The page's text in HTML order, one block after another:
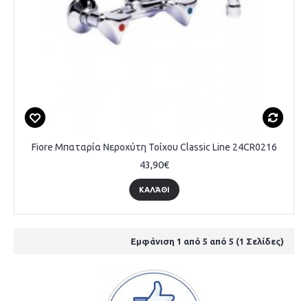
Fiore Mπαταρία Νεροχύτη Τοίχου Classic Line 24CR0216
43,90€
ΚΑΛΆΘΙ
Εμφάνιση 1 από 5 από 5 (1 Σελίδες)